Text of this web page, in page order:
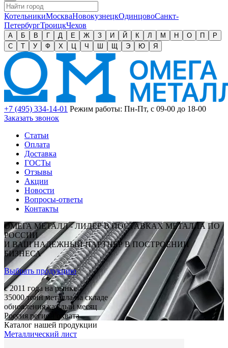
КотельникиМоскваНовокузнецкОдинцовоСанкт-
ПетербургТроицкЧехов
А Б В Г Д Е Ж З И Й К Л М Н О П
Р
С
Т У Ф Х Ц Ч Ш Щ Э Ю Я
+7 (495) 334-14-01 Режим работы: Пн-Пт, с 09-00 до 18-00
Заказать звонок
Статьи
Оплата
Доставка
ГОСТы
Отзывы
Акции
Новости
Вопросы-ответы
Контакты
ОМЕГА МЕТАЛЛ - ЛИДЕР В ПОСТАВКАХ МЕТАЛЛА ПО
РОССИИ
И ВАШ НАДЕЖНЫЙ ПАРТНЕР В ПОСТРОЕНИИ
БИЗНЕСА
Выбрать продукцию
c 2011 года на рынке
35000 тонн металла на складе
обновления каждый месяц
Россия регион охвата
Каталог нашей продукции
Металлический лист